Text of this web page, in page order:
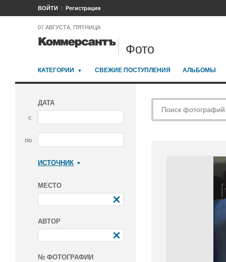
ВОЙТИ Регистрация
07 АВГУСТА, ПЯТНИЦА
Фото
КАТЕГОРИИ СВЕЖИЕ ПОСТУПЛЕНИЯ АЛЬБОМЫ
ДАТА
с
по
ИСТОЧНИК
МЕСТО
АВТОР
№ ФОТОГРАФИИ